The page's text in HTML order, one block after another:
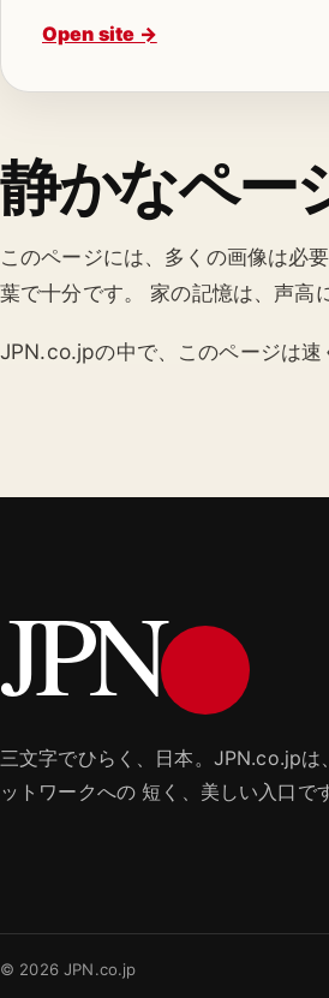
Open site →
静かなペー
このページには、多くの画像は必
葉で十分です。 家の記憶は、声高
JPN.co.jpの中で、このページは速
JPN
三文字でひらく、日本。JPN.co.jp
ットワークへの 短く、美しい入口です
© 2026JPN.co.jp